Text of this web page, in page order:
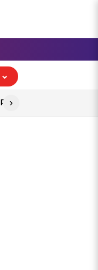
Perang As-Iran
›